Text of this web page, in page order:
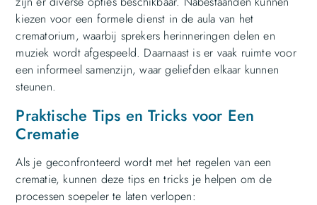
kiezen voor een formele dienst in de aula van het
crematorium, waarbij sprekers herinneringen delen en
muziek wordt afgespeeld. Daarnaast is er vaak ruimte voor
een informeel samenzijn, waar geliefden elkaar kunnen
steunen.
Praktische Tips en Tricks voor Een
Crematie
Als je geconfronteerd wordt met het regelen van een
crematie, kunnen deze tips en tricks je helpen om de
processen soepeler te laten verlopen: